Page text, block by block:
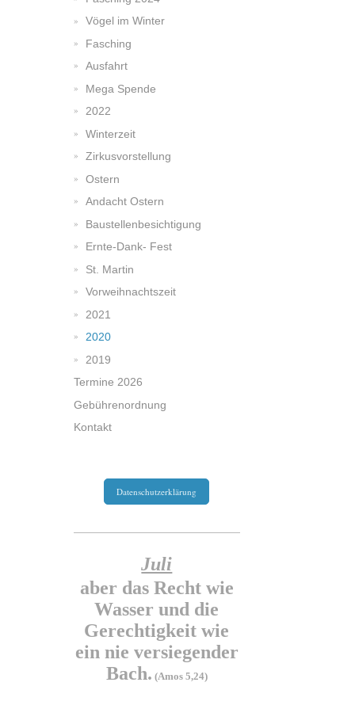
Vögel im Winter
Fasching
Ausfahrt
Mega Spende
2022
Winterzeit
Zirkusvorstellung
Ostern
Andacht Ostern
Baustellenbesichtigung
Ernte-Dank- Fest
St. Martin
Vorweihnachtszeit
2021
2020
2019
Termine 2026
Gebührenordnung
Kontakt
Datenschutzerklärung
Juli
aber das Recht wie
Wasser und die
Gerechtigkeit wie
ein nie versiegender
Bach. (Amos 5,24)